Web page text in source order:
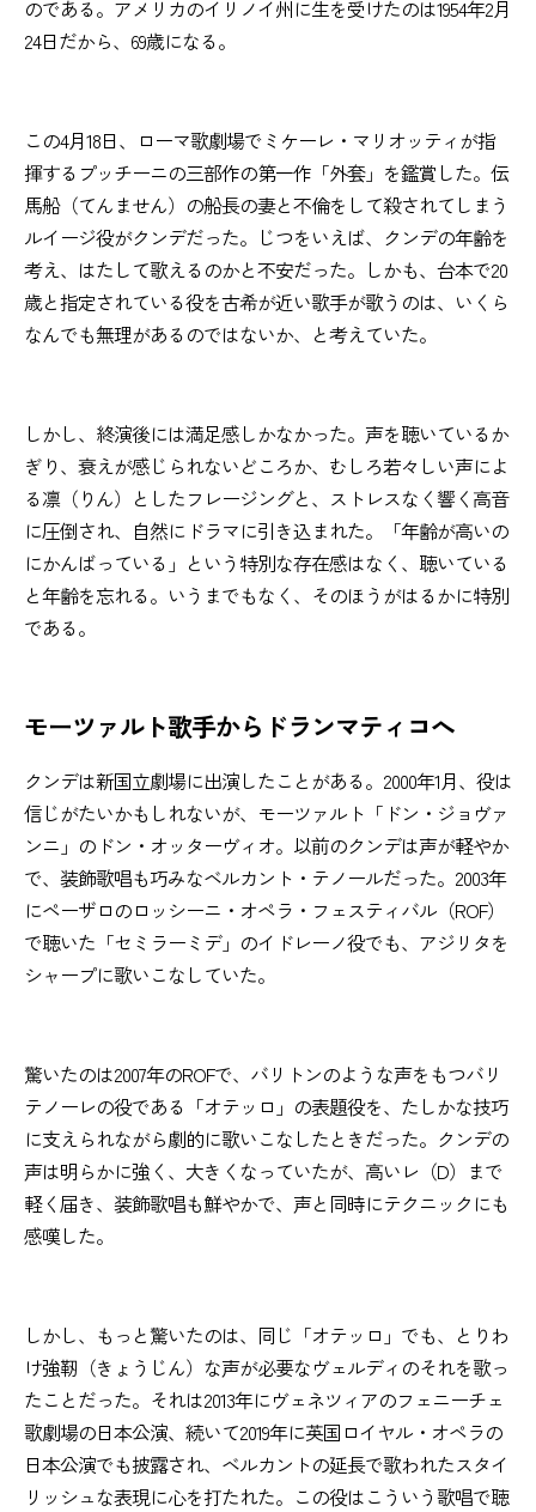
のである。アメリカのイリノイ州に生を受けたのは1954年2月
24日だから、69歳になる。
この4月18日、ローマ歌劇場でミケーレ・マリオッティが指
揮するプッチーニの三部作の第一作「外套」を鑑賞した。伝
馬船（てんません）の船長の妻と不倫をして殺されてしまう
ルイージ役がクンデだった。じつをいえば、クンデの年齢を
考え、はたして歌えるのかと不安だった。しかも、台本で20
歳と指定されている役を古希が近い歌手が歌うのは、いくら
なんでも無理があるのではないか、と考えていた。
しかし、終演後には満足感しかなかった。声を聴いているか
ぎり、衰えが感じられないどころか、むしろ若々しい声によ
る凛（りん）としたフレージングと、ストレスなく響く高音
に圧倒され、自然にドラマに引き込まれた。「年齢が高いの
にかんばっている」という特別な存在感はなく、聴いている
と年齢を忘れる。いうまでもなく、そのほうがはるかに特別
である。
モーツァルト歌手からドランマティコへ
クンデは新国立劇場に出演したことがある。2000年1月、役は
信じがたいかもしれないが、モーツァルト「ドン・ジョヴァ
ンニ」のドン・オッターヴィオ。以前のクンデは声が軽やか
で、装飾歌唱も巧みなベルカント・テノールだった。2003年
にペーザロのロッシーニ・オペラ・フェスティバル（ROF）
で聴いた「セミラーミデ」のイドレーノ役でも、アジリタを
シャープに歌いこなしていた。
驚いたのは2007年のROFで、バリトンのような声をもつバリ
テノーレの役である「オテッロ」の表題役を、たしかな技巧
に支えられながら劇的に歌いこなしたときだった。クンデの
声は明らかに強く、大きくなっていたが、高いレ（D）まで
軽く届き、装飾歌唱も鮮やかで、声と同時にテクニックにも
感嘆した。
しかし、もっと驚いたのは、同じ「オテッロ」でも、とりわ
け強靭（きょうじん）な声が必要なヴェルディのそれを歌っ
たことだった。それは2013年にヴェネツィアのフェニーチェ
歌劇場の日本公演、続いて2019年に英国ロイヤル・オペラの
日本公演でも披露され、ベルカントの延長で歌われたスタイ
リッシュな表現に心を打たれた。この役はこういう歌唱で聴